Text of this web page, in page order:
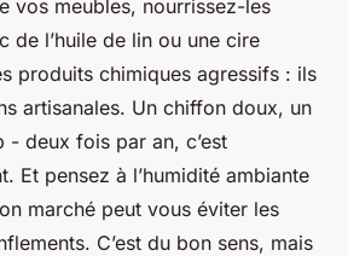
vos meubles, nourrissez-les
de l’huile de lin ou une cire
produits chimiques agressifs : ils
artisanales. Un chiffon doux, un
- deux fois par an, c’est
Et pensez à l’humidité ambiante
marché peut vous éviter les
C’est du bon sens, mais